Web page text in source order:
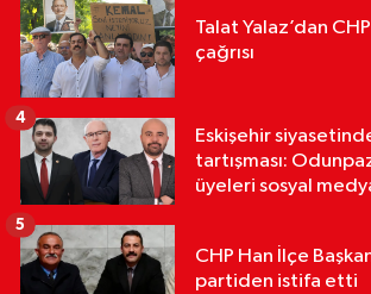
Talat Yalaz’dan
çağrısı
Eskişehir
tartışması:
üyeleri sosyal
4
CHP Han İlçe
partiden istifa etti
5